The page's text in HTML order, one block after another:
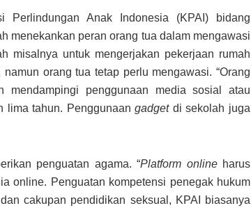
Perlindungan Anak Indonesia (KPAI) bidang
menekankan peran orang tua dalam mengawasi
misalnya untuk mengerjakan pekerjaan rumah
orang tua tetap perlu mengawasi. “Orang
penggunaan media sosial atau
lima tahun. Penggunaangadget di sekolah juga
penguatan agama. “Platform onlineharus
online. Penguatan kompetensi penegak hukum
cakupan pendidikan seksual, KPAI biasanya